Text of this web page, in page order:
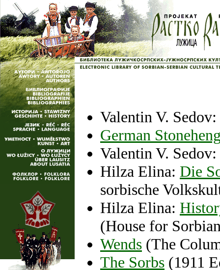
Valentin V. Sedov:
German
Valentin V. Sedov:
Hilza Elina: Die
sorbische
Hilza Elina:
(House for
Wends (The
The Sorbs (1911